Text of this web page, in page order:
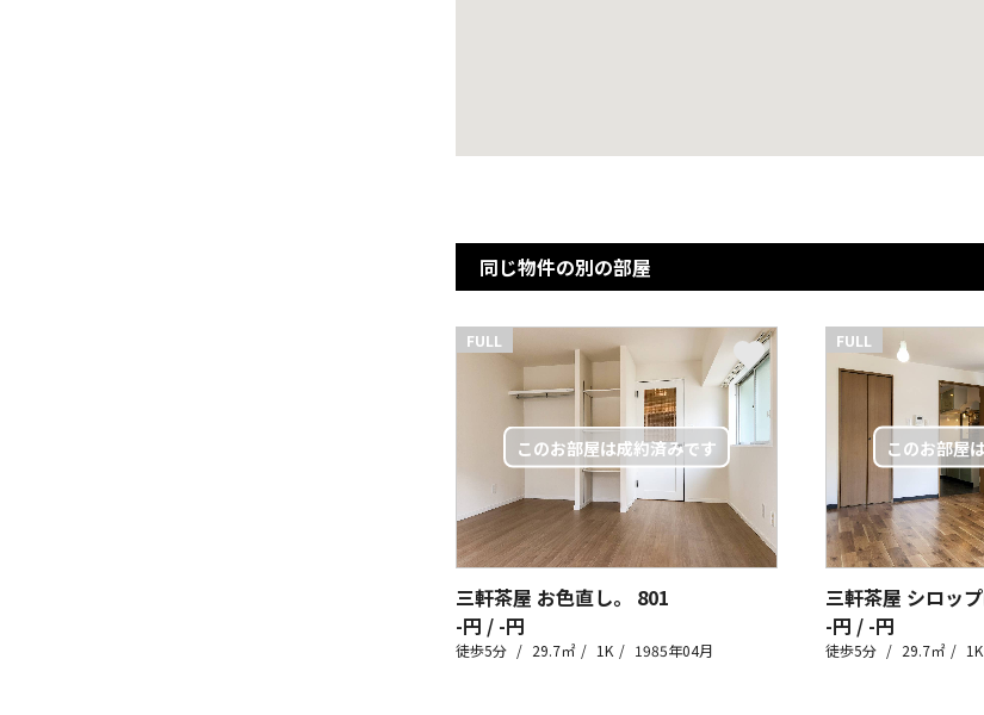
同じ物件の別の部屋
FULL
三軒茶屋 お色直し。
801
-円 / -円
徒歩5分 29.7㎡ 1K 1985年04月
FULL
-円 / -円
徒歩5分 29.7㎡ 1K